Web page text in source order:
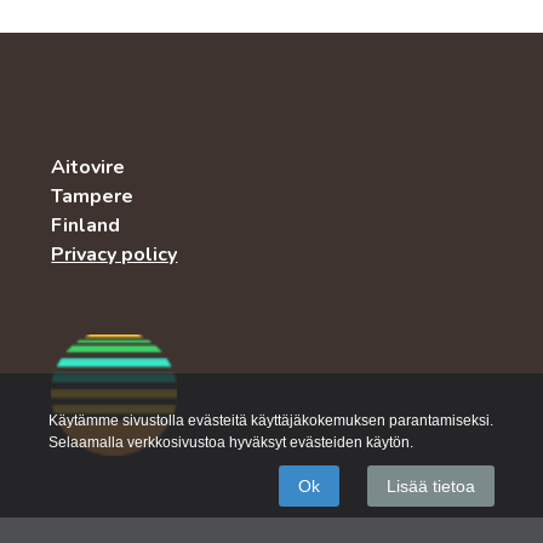
Aitovire
Tampere
Finland
Privacy policy
Käytämme sivustolla evästeitä käyttäjäkokemuksen parantamiseksi.
Selaamalla verkkosivustoa hyväksyt evästeiden käytön.
Ok Lisää tietoa